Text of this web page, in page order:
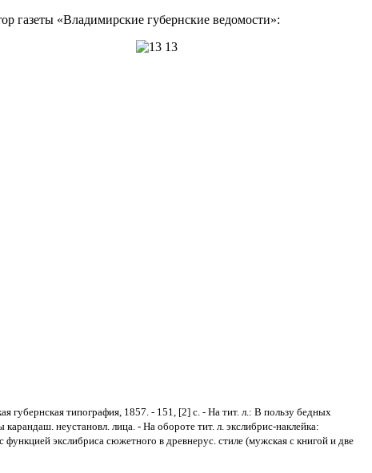
газеты «Владимирские губернские ведомости»:
типография, 1857. - 151, [2] с. - На тит. л.: В пользу бедных
неустановл. лица. - На обороте тит. л. экслибрис-наклейка:
экслибриса сюжетного в древнерус. стиле (мужская с книгой и две